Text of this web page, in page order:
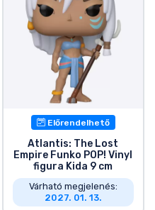
Előrendelhető
Atlantis: The Lost
Empire Funko POP! Vinyl
figura Kida 9 cm
Várható megjelenés:
2027. 01. 13.